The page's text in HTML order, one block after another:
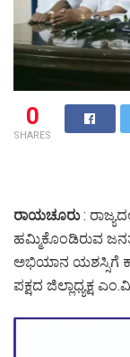
0
SHARES
ರಾಯಚೂರು:
ಹಮ್ಮಿಕೊಂಡಿರುವ
ಅಭಿಯಾನ ಯಶಸ್ಸಿಗೆ
ಪಕ್ಷದ ಜಿಲ್ಲಾಧ್ಯಕ್ಷ